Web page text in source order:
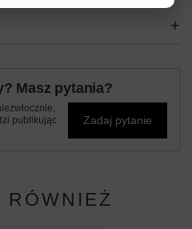
Masz pytania?
publikując
Zadaj pytanie
RÓWNIEŻ